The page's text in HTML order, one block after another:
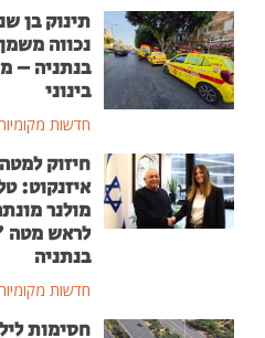
תינוק בן
נכווה
בנתניה –
בינוני
חדשות
חיזוק למטה
איזנקוט:
מולנר
לראש
בנתניה
חדשות
חסימות